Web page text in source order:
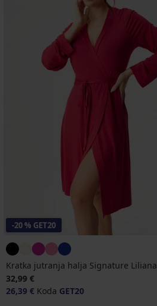
-20 % GET20
Kratka jutranja halja Signature Liliana
32,99 €
26,39 € Koda GET20